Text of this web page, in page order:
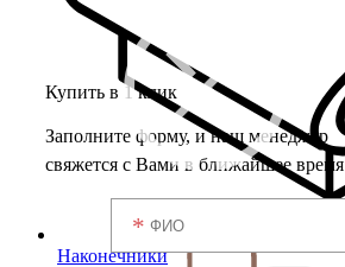
Наконечники
Купить в 1 клик
Заполните форму, и наш менеджер
свяжется с Вами в ближайшее время